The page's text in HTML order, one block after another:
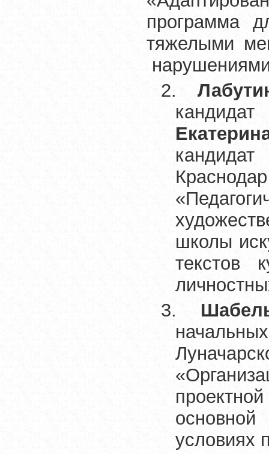
программа
2.
школы
текстов
3.
условиях